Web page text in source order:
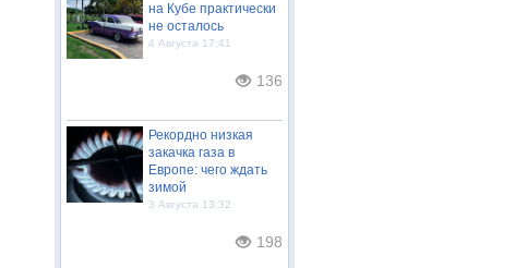
на Кубе практически
не осталось
4 Августа 17:41
136
Рекордно низкая
закачка газа в
Европе: чего ждать
зимой
3 Августа 13:32
198